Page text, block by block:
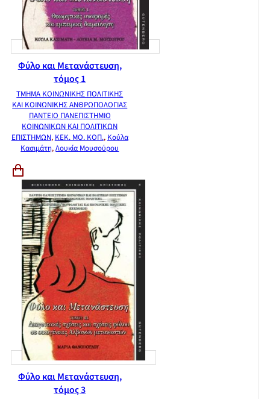
Φύλο και Μετανάστευση,
τόμος 1
ΤΜΗΜΑ ΚΟΙΝΩΝΙΚΗΣ ΠΟΛΙΤΙΚΗΣ
ΚΑΙ ΚΟΙΝΩΝΙΚΗΣ ΑΝΘΡΩΠΟΛΟΓΙΑΣ
ΠΑΝΤΕΙΟ ΠΑΝΕΠΙΣΤΗΜΙΟ
ΚΟΙΝΩΝΙΚΩΝ ΚΑΙ ΠΟΛΙΤΙΚΩΝ
ΕΠΙΣΤΗΜΩΝ, ΚΕΚ. ΜΟ. ΚΟΠ., Κούλα
Κασιμάτη,Λουκία Μουσούρου
Φύλο και Μετανάστευση,
τόμος 3